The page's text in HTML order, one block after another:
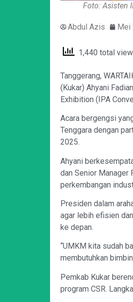
Foto: Asisten
Abdul Azis Mei
1,440 total
Tanggerang,
(Kukar) Ahyani
Exhibition (IPA
Acara bergengsi
Tenggara dengan
2025.
Ahyani
dan Senior Manager
perkembangan
Presiden dalam
agar lebih efisien
ke depan.
“UMKM kita sudah
membutuhkan
Pemkab Kukar
program CSR.